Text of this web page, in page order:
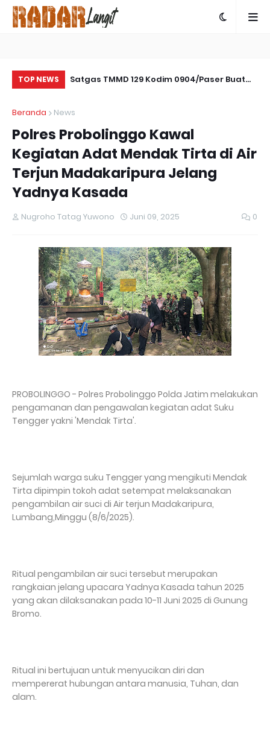
TOP NEWS
Satgas TMMD 129 Kodim 0904/Paser Buat
Beranda News
Polres Probolinggo Kawal
Kegiatan Adat Mendak Tirta di Air
Terjun Madakaripura Jelang
Yadnya Kasada
Nugroho Tatag Yuwono Juni 09, 2025 0
PROBOLINGGO - Polres Probolinggo Polda Jatim melakukan
pengamanan dan pengawalan kegiatan adat Suku
Tengger yakni 'Mendak Tirta'.
Sejumlah warga suku Tengger yang mengikuti Mendak
Tirta dipimpin tokoh adat setempat melaksanakan
pengambilan air suci di Air terjun Madakaripura,
Lumbang,Minggu (8/6/2025).
Ritual pengambilan air suci tersebut merupakan
rangkaian jelang upacara Yadnya Kasada tahun 2025
yang akan dilaksanakan pada 10-11 Juni 2025 di Gunung
Bromo.
Ritual ini bertujuan untuk menyucikan diri dan
mempererat hubungan antara manusia, Tuhan, dan
alam.